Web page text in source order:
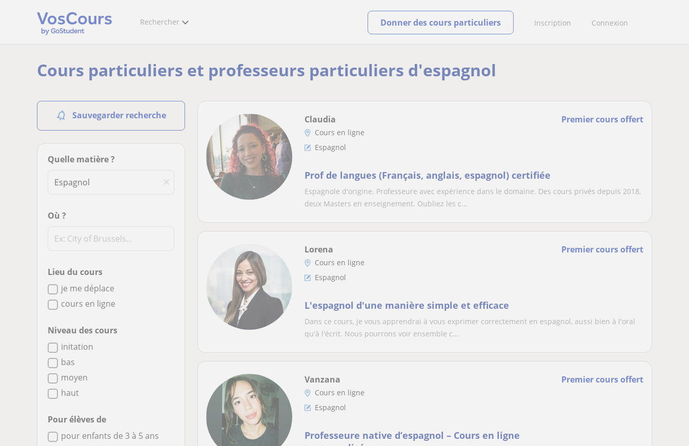
Rechercher Inscription Connexion
Donner des cours particuliers
Cours particuliers et professeurs particuliers d'espagnol
Sauvegarder recherche
Quelle matière ?
Où ?
Lieu du cours
je me déplace
cours en ligne
Niveau des cours
initation
bas
moyen
haut
Pour élèves de
pour enfants de 3 à 5 ans
Premier cours offert
Claudia
Cours en ligne
Espagnol
Prof de langues (Français, anglais, espagnol) certifiée
Espagnole d'origine. Professeure avec expérience dans le domaine. Des cours privés depuis 2018,
deux Masters en enseignement. Oubliez les c...
Premier cours offert
Lorena
Cours en ligne
Espagnol
L'espagnol d'une manière simple et efficace
Dans ce cours, je vous apprendrai à vous exprimer correctement en espagnol, aussi bien à l'oral
qu'à l'écrit. Nous pourrons voir ensemble c...
Premier cours offert
Vanzana
Cours en ligne
Espagnol
Professeure native d’espagnol – Cours en ligne